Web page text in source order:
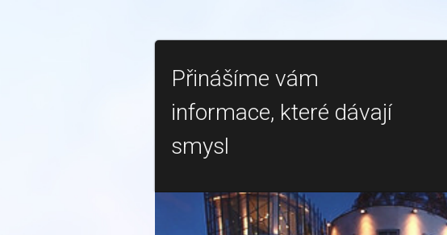
Přinášíme vám
informace, které dávají
smysl